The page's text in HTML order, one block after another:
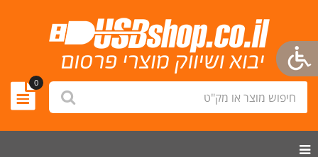
new
logo.png
0
מוצר
מק"ט
לחץ לחיפוש
הצג תפריט ניווט